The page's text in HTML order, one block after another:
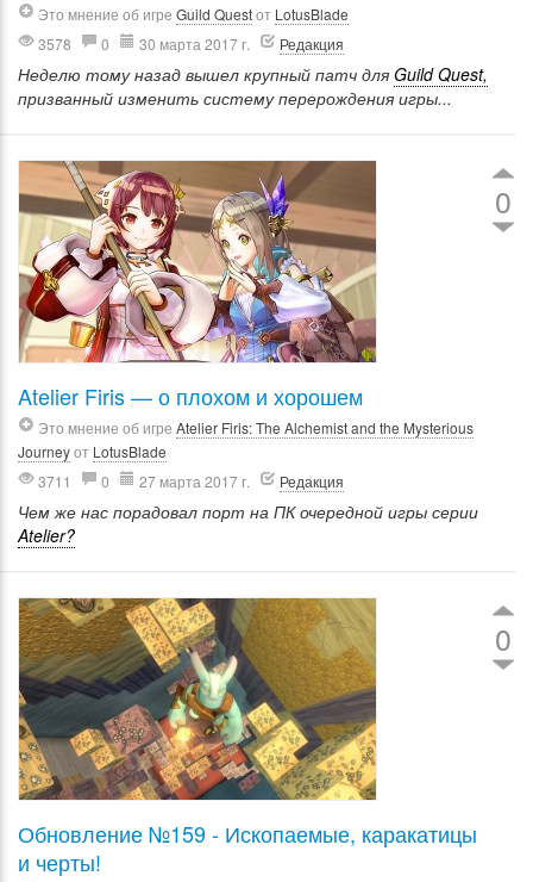
Это мнение об игре Guild Questот LotusBlade
3578
0 30 марта 2017 г. Редакция
Неделю тому назад вышел крупный патч для Guild Quest,
призванный изменить систему перерождения игры...
0
Atelier Firis — о плохом и хорошем
Это мнение об игре Atelier Firis: The Alchemist and the Mysterious
Journeyот LotusBlade
3711
0 27 марта 2017 г. Редакция
Чем же нас порадовал порт на ПК очередной игры серии
Atelier?
0
Обновление №159 - Ископаемые, каракатицы
и черты!